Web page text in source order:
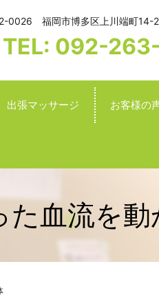
0026 福岡市博多区上川端町14-
TEL: 092-
出張マッサージ お客様の
た血流を